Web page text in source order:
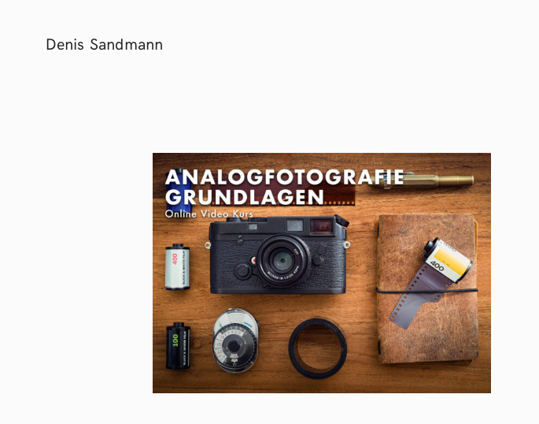
Denis Sandmann